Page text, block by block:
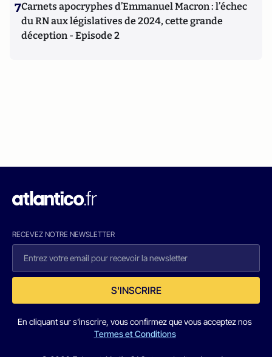
7Carnets apocryphes d’Emmanuel Macron : l’échec
du RN aux législatives de 2024, cette grande
déception - Episode 2
RECEVEZ NOTRE NEWSLETTER
S'INSCRIRE
En cliquant sur s'inscrire, vous confirmez que vous acceptez nos
Termes et Conditions